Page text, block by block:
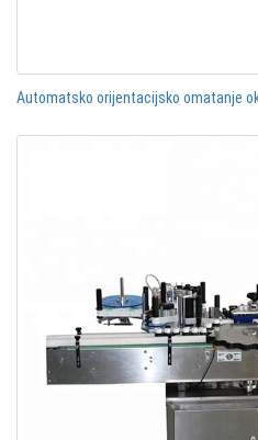
Automatsko orijentacijsko omatanje